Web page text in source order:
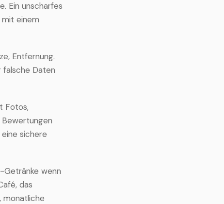
Ein unscharfes
einem
Entfernung.
falsche Daten
Fotos,
Bewertungen
sichere
Getränke wenn
das
monatliche